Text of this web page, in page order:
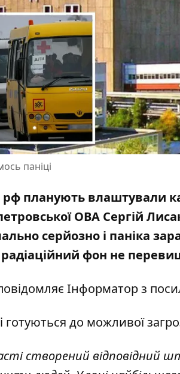
паніці
рф планують влаштували
ОВА Сергій
серйозно і паніка
радіаційний фон не
Інформатор з
готуються до можливої
створений відповідний